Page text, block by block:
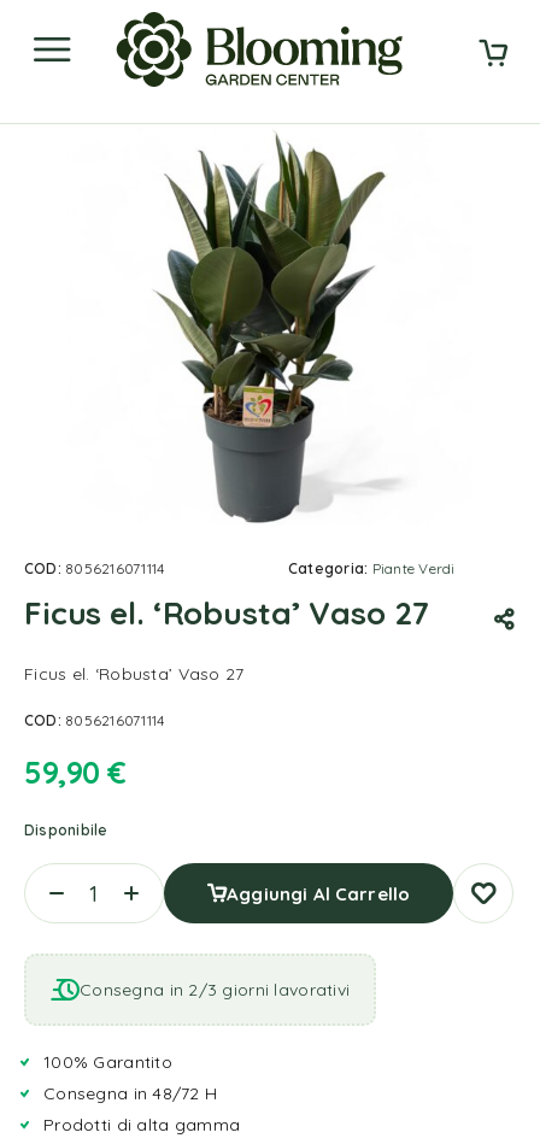
COD: 8056216071114 Categoria: Piante Verdi
Ficus el. ‘Robusta’ Vaso 27
Ficus el. ‘Robusta’ Vaso 27
COD: 8056216071114
59,90 €
Disponibile
Aggiungi Al Carrello
Consegna in 2/3 giorni lavorativi
100% Garantito
Consegna in 48/72 H
Prodotti di alta gamma